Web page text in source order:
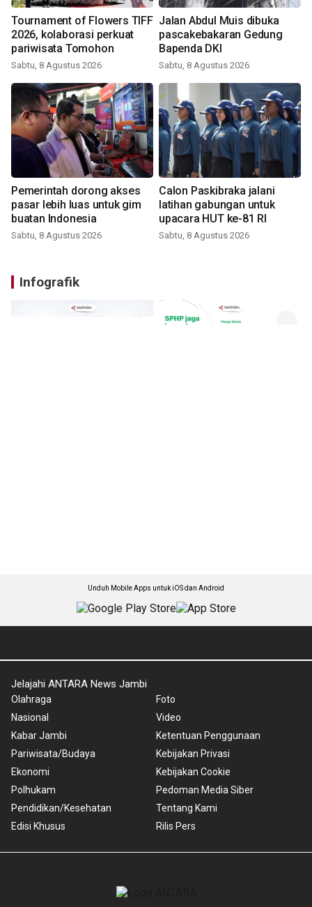
Tournament of Flowers TIFF
2026, kolaborasi perkuat
pariwisata Tomohon
Sabtu, 8 Agustus 2026
Jalan Abdul Muis dibuka
pascakebakaran Gedung
Bapenda DKI
Sabtu, 8 Agustus 2026
Pemerintah dorong akses
pasar lebih luas untuk gim
buatan Indonesia
Sabtu, 8 Agustus 2026
Calon Paskibraka jalani
latihan gabungan untuk
upacara HUT ke-81 RI
Sabtu, 8 Agustus 2026
Infografik
Unduh Mobile Apps untuk iOS dan Android
Jelajahi ANTARA News Jambi
Olahraga
Nasional
Kabar Jambi
Pariwisata/Budaya
Ekonomi
Polhukam
Pendidikan/Kesehatan
Edisi Khusus
Foto
Video
Ketentuan Penggunaan
Kebijakan Privasi
Kebijakan Cookie
Pedoman Media Siber
Tentang Kami
Rilis Pers